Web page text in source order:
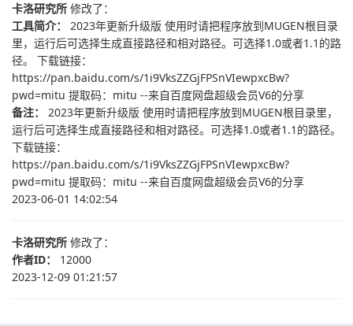
卡洛研究所 修改了：
工具简介： 2023年更新升级版 使用时请把程序放到MUGEN根目录
里，运行后可选择生成直接路径和相对路径。可选择1.0或者1.1的路
径。 下载链接：
https://pan.baidu.com/s/1i9VksZZGjFPSnVIewpxcBw?
pwd=mitu 提取码：mitu --来自百度网盘超级会员V6的分享
备注： 2023年更新升级版 使用时请把程序放到MUGEN根目录里，
运行后可选择生成直接路径和相对路径。可选择1.0或者1.1的路径。
下载链接：
https://pan.baidu.com/s/1i9VksZZGjFPSnVIewpxcBw?
pwd=mitu 提取码：mitu --来自百度网盘超级会员V6的分享
2023-06-01 14:02:54
卡洛研究所 修改了：
作者ID： 12000
2023-12-09 01:21:57